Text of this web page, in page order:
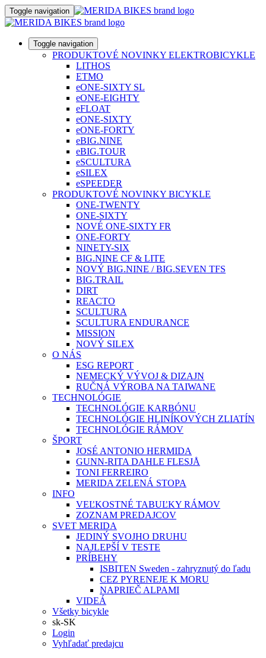
Toggle navigation
Toggle navigation
PRODUKTOVÉ NOVINKY ELEKTROBICYKLE
LITHOS
ETMO
eONE-SIXTY SL
eONE-EIGHTY
eFLOAT
eONE-SIXTY
eONE-FORTY
eBIG.NINE
eBIG.TOUR
eSCULTURA
eSILEX
eSPEEDER
PRODUKTOVÉ NOVINKY BICYKLE
ONE-TWENTY
ONE-SIXTY
NOVÉ ONE-SIXTY FR
ONE-FORTY
NINETY-SIX
BIG.NINE CF & LITE
NOVÝ BIG.NINE / BIG.SEVEN TFS
BIG.TRAIL
DIRT
REACTO
SCULTURA
SCULTURA ENDURANCE
MISSION
NOVÝ SILEX
O NÁS
ESG REPORT
NEMECKÝ VÝVOJ & DIZAJN
RUČNÁ VÝROBA NA TAIWANE
TECHNOLÓGIE
TECHNOLÓGIE KARBÓNU
TECHNOLÓGIE HLINÍKOVÝCH ZLIATÍN
TECHNOLÓGIE RÁMOV
ŠPORT
JOSÉ ANTONIO HERMIDA
GUNN-RITA DAHLE FLESJÅ
TONI FERREIRO
MERIDA ZELENÁ STOPA
INFO
VEĽKOSTNÉ TABUĽKY RÁMOV
ZOZNAM PREDAJCOV
SVET MERIDA
JEDINÝ SVOJHO DRUHU
NAJLEPŠÍ V TESTE
PRÍBEHY
ISBITEN Sweden - zahryznutý do ľadu
CEZ PYRENEJE K MORU
NAPRIEČ ALPAMI
VIDEÁ
Všetky bicykle
sk-SK
Login
Vyhľadať predajcu